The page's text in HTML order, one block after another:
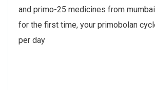
and primo-25 medicines from
for the first time, your primobolan
per day